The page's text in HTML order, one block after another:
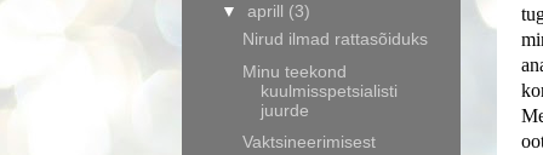
▼ aprill (3)
Nirud ilmad rattasõiduks
Minu teekond
kuulmisspetsialisti
juurde
Vaktsineerimisest